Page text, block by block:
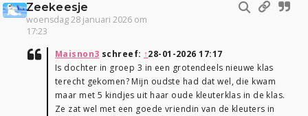
Zeekeesje
woensdag 28 januari 2026 om
17:23
Maisnon3 schreef: ↑28-01-2026 17:17
Is dochter in groep 3 in een grotendeels nieuwe klas
terecht gekomen? Mijn oudste had dat wel, die kwam
maar met 5 kindjes uit haar oude kleuterklas in de klas.
Ze zat wel met een goede vriendin van de kleuters in